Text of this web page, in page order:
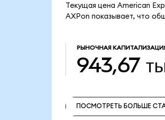
Текущая цена American
AXPon показывает, что
РЫНОЧНАЯ
943,67
ПОСМОТРЕТЬ БОЛЬШЕ